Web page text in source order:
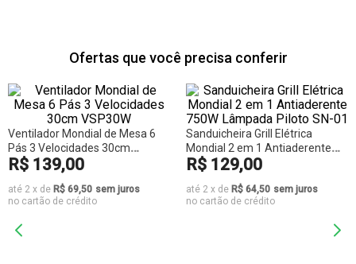
Ofertas que você precisa conferir
Ventilador Mondial de Mesa 6
Pás 3 Velocidades 30cm
VSP30W
R$ 139,00
até 2 x de R$ 69,50 sem juros
Sanduicheira Grill Elétrica
Mondial 2 em 1 Antiaderente
750W Lâmpada Piloto SN-01
R$ 129,00
até 2 x de R$ 64,50 sem juros